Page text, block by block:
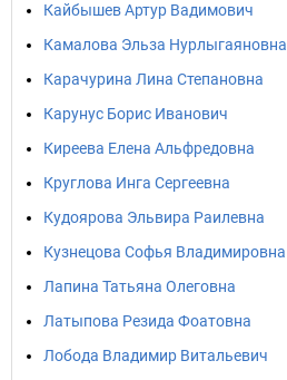
Кайбышев Артур Вадимович
Камалова Эльза Нурлыгаяновна
Карачурина Лина Степановна
Карунус Борис Иванович
Киреева Елена Альфредовна
Круглова Инга Сергеевна
Кудоярова Эльвира Раилевна
Кузнецова Софья Владимировна
Лапина Татьяна Олеговна
Латыпова Резида Фоатовна
Лобода Владимир Витальевич